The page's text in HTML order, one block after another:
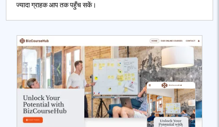
ज्यादा ग्राहक आप तक पहुँच सकें।